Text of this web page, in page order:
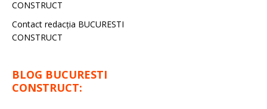
CONSTRUCT
Contact redacţia BUCURESTI
CONSTRUCT
BLOG BUCURESTI
CONSTRUCT: